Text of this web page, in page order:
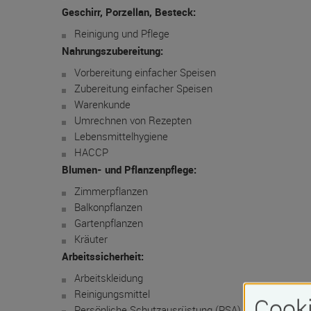
Geschirr, Porzellan, Besteck:
Reinigung und Pflege
Nahrungszubereitung:
Vorbereitung einfacher Speisen
Zubereitung einfacher Speisen
Warenkunde
Umrechnen von Rezepten
Lebensmittelhygiene
HACCP
Blumen- und Pflanzenpflege:
Zimmerpflanzen
Balkonpflanzen
Gartenpflanzen
Kräuter
Arbeitssicherheit:
Arbeitskleidung
Reinigungsmittel